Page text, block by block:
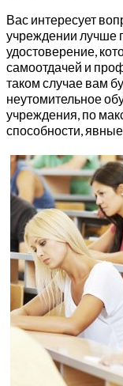
Вас интересует
учреждении лучше
удостоверение,
самоотдачей и
таком случае вам
неутомительное
учреждения, по
способности,